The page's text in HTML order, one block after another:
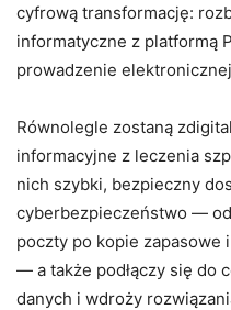
cyfrową transformację:
informatyczne z platformą
prowadzenie
Równolegle zostaną
informacyjne z leczenia
nich szybki, bezpieczny
cyberbezpieczeństwo —
poczty po kopie
— a także podłączy się do
danych i wdroży